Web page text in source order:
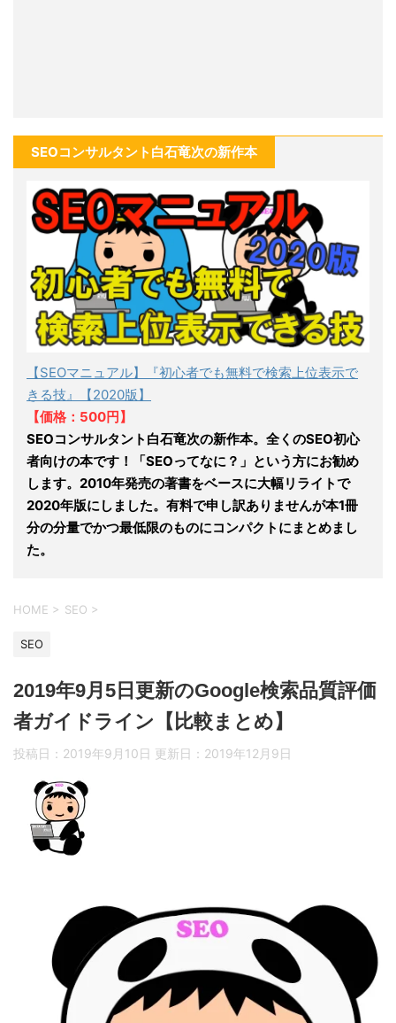
SEOコンサルタント白石竜次の新作本
【SEOマニュアル】『初心者でも無料で検索上位表示で
きる技』【2020版】
【価格：500円】
SEOコンサルタント白石竜次の新作本。全くのSEO初心
者向けの本です！「SEOってなに？」という方にお勧め
します。2010年発売の著書をベースに大幅リライトで
2020年版にしました。有料で申し訳ありませんが本1冊
分の分量でかつ最低限のものにコンパクトにまとめまし
た。
HOME > SEO >
SEO
2019年9月5日更新のGoogle検索品質評価
者ガイドライン【比較まとめ】
投稿日：2019年9月10日 更新日： 2019年12月9日